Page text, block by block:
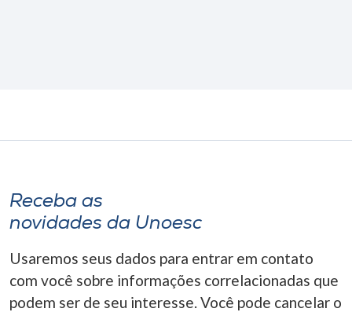
Receba as
novidades da Unoesc
Usaremos seus dados para entrar em contato
com você sobre informações correlacionadas que
podem ser de seu interesse. Você pode cancelar o